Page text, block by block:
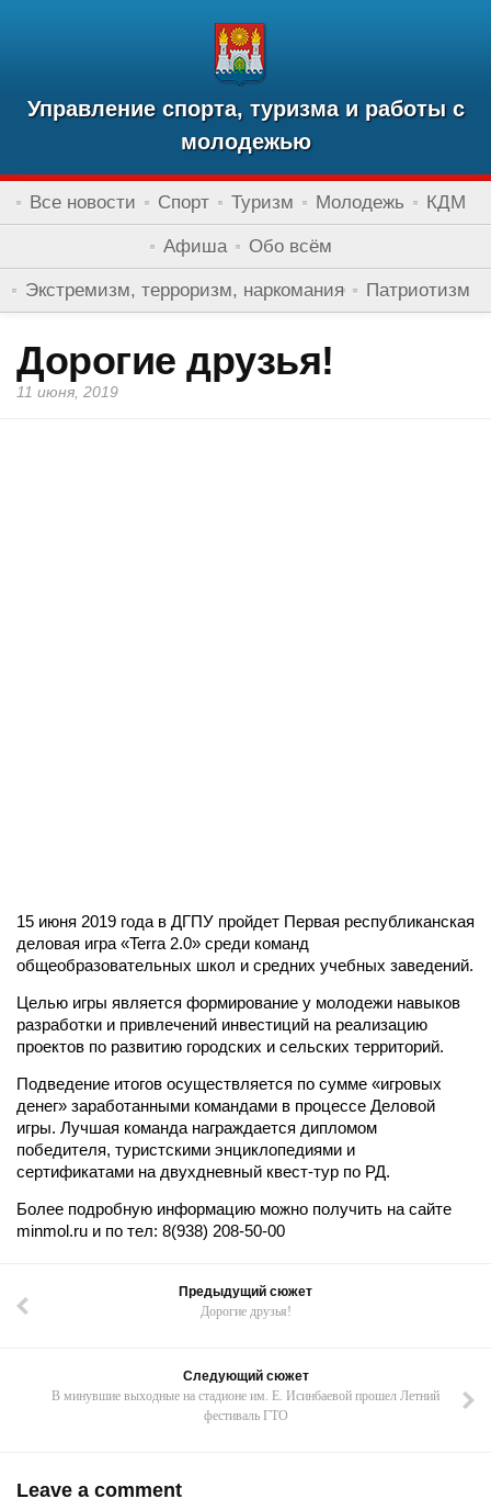
Управление спорта, туризма и работы с
молодежью
Все новости Спорт Туризм Молодежь КДМ
Афиша Обо всём
Экстремизм, терроризм, наркомания Патриотизм
Дорогие друзья!
11 июня, 2019
15 июня 2019 года в ДГПУ пройдет Первая республиканская
деловая игра «Terra 2.0» среди команд
общеобразовательных школ и средних учебных заведений.
Целью игры является формирование у молодежи навыков
разработки и привлечений инвестиций на реализацию
проектов по развитию городских и сельских территорий.
Подведение итогов осуществляется по сумме «игровых
денег» заработанными командами в процессе Деловой
игры. Лучшая команда награждается дипломом
победителя, туристскими энциклопедиями и
сертификатами на двухдневный квест-тур по РД.
Более подробную информацию можно получить на сайте
minmol.ru и по тел: 8(938) 208-50-00
Предыдущий сюжет
Дорогие друзья!
Следующий сюжет
В минувшие выходные на стадионе им. Е. Исинбаевой прошел Летний
фестиваль ГТО
Leave a comment